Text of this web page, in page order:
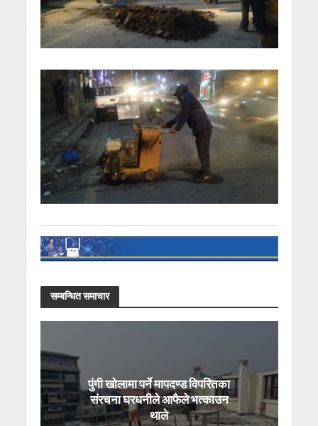
सम्बन्धित समाचार
पुंगी खोलामा पर्ने मापदण्ड विपरितका
संरचना घरधनीले आफैले भत्काउन
थाले